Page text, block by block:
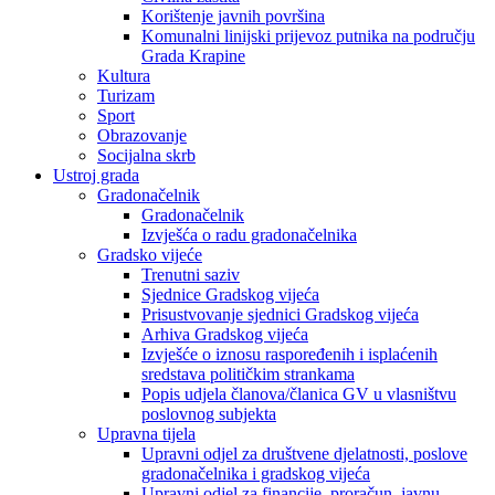
Korištenje javnih površina
Komunalni linijski prijevoz putnika na području
Grada Krapine
Kultura
Turizam
Sport
Obrazovanje
Socijalna skrb
Ustroj grada
Gradonačelnik
Gradonačelnik
Izvješća o radu gradonačelnika
Gradsko vijeće
Trenutni saziv
Sjednice Gradskog vijeća
Prisustvovanje sjednici Gradskog vijeća
Arhiva Gradskog vijeća
Izvješće o iznosu raspoređenih i isplaćenih
sredstava političkim strankama
Popis udjela članova/članica GV u vlasništvu
poslovnog subjekta
Upravna tijela
Upravni odjel za društvene djelatnosti, poslove
gradonačelnika i gradskog vijeća